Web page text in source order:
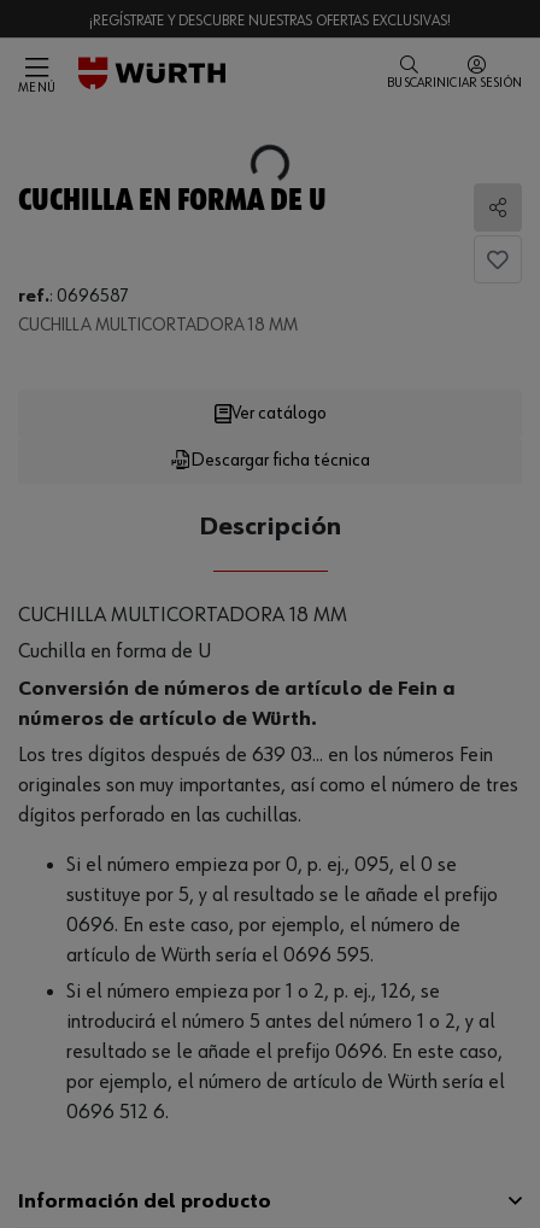
¡REGÍSTRATE Y DESCUBRE NUESTRAS OFERTAS EXCLUSIVAS!
MENÚ BUSCAR INICIAR SESIÓN
Loading...
CUCHILLA EN FORMA DE U
ref.: 0696587
CUCHILLA MULTICORTADORA 18 MM
Loading...
Descargar ficha técnica
Ver catálogo
Descripción
CUCHILLA MULTICORTADORA 18 MM
Cuchilla en forma de U
Conversión de números de artículo de Fein a
números de artículo de Würth.
Los tres dígitos después de 639 03... en los números Fein
originales son muy importantes, así como el número de tres
dígitos perforado en las cuchillas.
Si el número empieza por 0, p. ej., 095, el 0 se
sustituye por 5, y al resultado se le añade el prefijo
0696. En este caso, por ejemplo, el número de
artículo de Würth sería el 0696 595.
Si el número empieza por 1 o 2, p. ej., 126, se
introducirá el número 5 antes del número 1 o 2, y al
resultado se le añade el prefijo 0696. En este caso,
por ejemplo, el número de artículo de Würth sería el
0696 512 6.
Información del producto